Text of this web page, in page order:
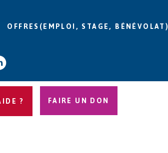
OFFRES(EMPLOI, STAGE, BÉNÉVOLAT)
? FAIRE UN DON